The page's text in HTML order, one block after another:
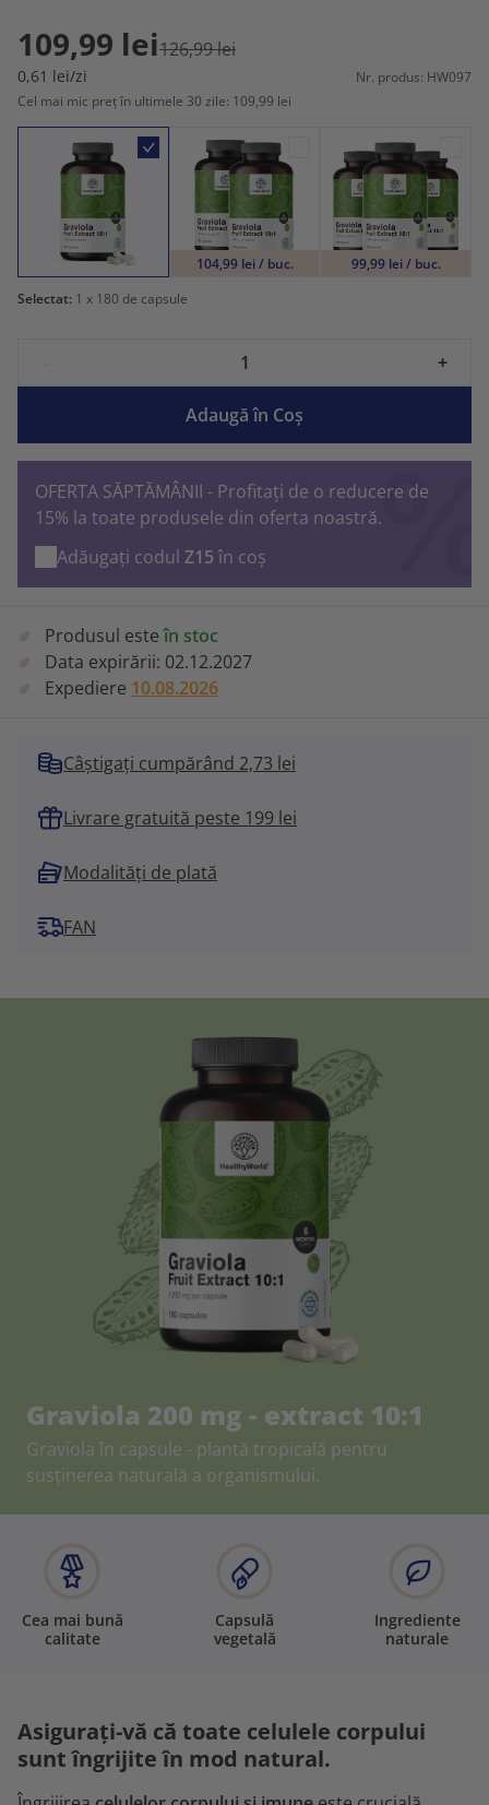
109,99 lei126,99 lei
0,61 lei/zi
Nr. produs: HW097
Cel mai mic preț în ultimele 30 zile: 109,99 lei
104,99 lei / buc.
99,99 lei / buc.
Selectat: 1 x 180 de capsule
+
Adaugă în Coş
OFERTA SĂPTĂMÂNII - Profitați de o reducere de
15% la toate produsele din oferta noastră.
Adăugați codul Z15 în coș
Produsul esteîn stoc
Data expirării: 02.12.2027
Expediere 10.08.2026
Câștigați cumpărând 2,73 lei
Livrare gratuită peste 199 lei
Modalități de plată
FAN
Graviola 200 mg - extract 10:1
Graviola în capsule - plantă tropicală pentru
susținerea naturală a organismului.
Cea mai bună
calitate
Capsulă
vegetală
Ingrediente
naturale
Asigurați-vă că toate celulele corpului
sunt îngrijite în mod natural.